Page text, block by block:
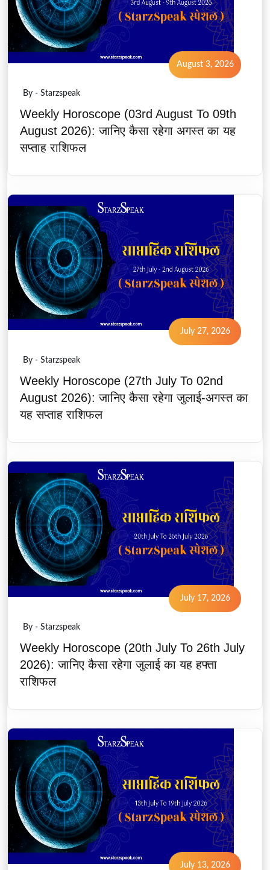
August 3, 2026
By - Starzspeak
Weekly Horoscope (03rd August To 09th
August 2026): जानिए कैसा रहेगा अगस्त का यह
सप्ताह राशिफल
July 27, 2026
By - Starzspeak
Weekly Horoscope (27th July To 02nd
August 2026): जानिए कैसा रहेगा जुलाई-अगस्त का
यह सप्ताह राशिफल
July 17, 2026
By - Starzspeak
Weekly Horoscope (20th July To 26th July
2026): जानिए कैसा रहेगा जुलाई का यह हफ्ता
राशिफल
July 13, 2026